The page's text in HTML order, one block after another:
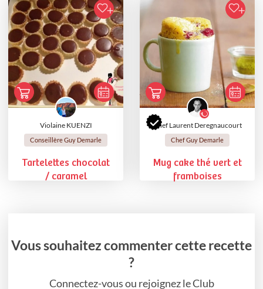
Violaine KUENZI
Conseillère Guy Demarle
Tartelettes chocolat
/ caramel
Chef Laurent Deregnaucourt
Chef Guy Demarle
Mug cake thé vert et
framboises
Vous souhaitez commenter cette recette
?
Connectez-vous ou rejoignez le Club